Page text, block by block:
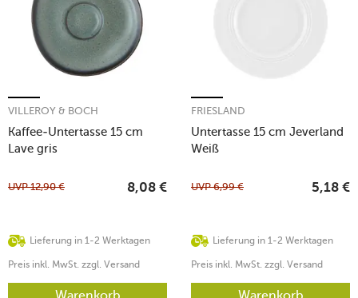
Kaffee-Untertasse 15 cm
Lave gris
VILLEROY & BOCH
Lieferung in 1-2 Werktagen
UVP12,90 € 8,08 €
Preis inkl. MwSt. zzgl. Versand
Untertasse 15 cm Jeverland
Weiß
FRIESLAND
Lieferung in 1-2 Werktagen
UVP6,99 € 5,18 €
Preis inkl. MwSt. zzgl. Versand